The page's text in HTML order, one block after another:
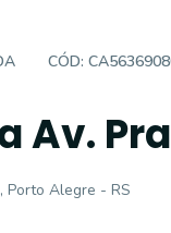
CÓD:
Av.
Porto Alegre - RS